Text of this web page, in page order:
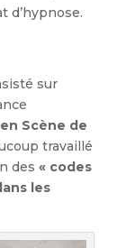
d’hypnose.
sur
Scène de
travaillé
des « codes
les